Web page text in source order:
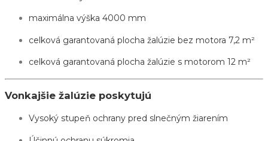
maximálna výška 4000 mm
celková garantovaná plocha žalúzie bez motora 7,2 m²
celková garantovaná plocha žalúzie s motorom 12 m²
Vonkajšie žalúzie poskytujú
Vysoký stupeň ochrany pred slnečným žiarením